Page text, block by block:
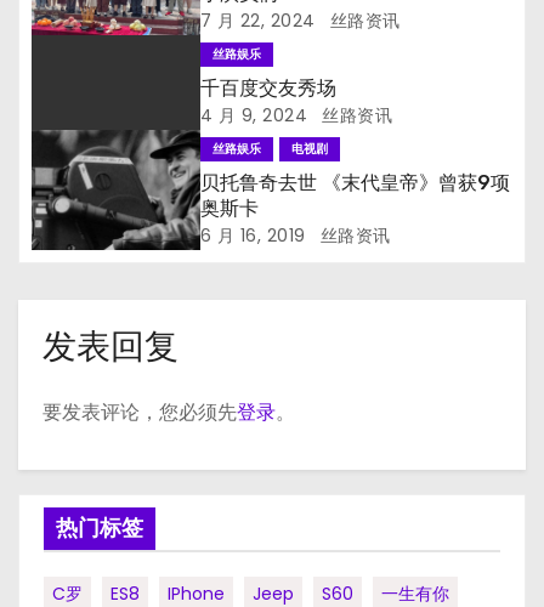
7 月 22, 2024 丝路资讯
丝路娱乐
千百度交友秀场
4 月 9, 2024 丝路资讯
丝路娱乐 电视剧
贝托鲁奇去世 《末代皇帝》曾获9项
奥斯卡
6 月 16, 2019 丝路资讯
发表回复
要发表评论，您必须先登录。
热门标签
C罗 ES8 IPhone Jeep S60
一生有你